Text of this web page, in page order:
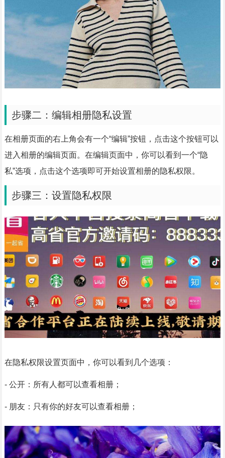
步骤二：编辑相册隐私设置
在相册页面的右上角会有一个“编辑”按钮，点击这个按钮可以
进入相册的编辑页面。在编辑页面中，你可以看到一个“隐
私”选项，点击这个选项即可开始设置相册的隐私权限。
步骤三：设置隐私权限
在隐私权限设置页面中，你可以看到几个选项：
- 公开：所有人都可以查看相册；
- 朋友：只有你的好友可以查看相册；